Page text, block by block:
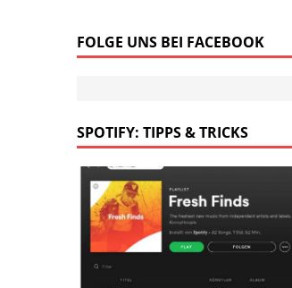
FOLGE UNS BEI FACEBOOK
SPOTIFY: TIPPS & TRICKS